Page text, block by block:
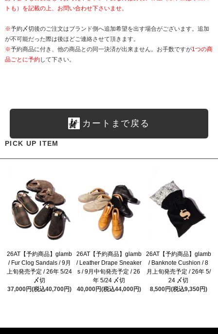
トも）を記載の上、お問い合わせ下さいませ。
※予約〆切後のご注文はブランド側へ追加希望を出す場合がございます。追加
が不可能だった際は後ほどご連絡させて頂きます。
※予約商品に付き、他の商品との同一決済が出来ません。お手数ですが1つの商
品ごとに予約して下さい。
カートまで戻る
PICK UP ITEM
26AT【予約商品】glamb
/ Fur Clog Sandals / 9月
上旬発売予定 / 26年 5/24
〆切
37,000円(税込40,700円)
26AT【予約商品】glamb
/ Leather Drape Sneaker
s / 9月中旬発売予定 / 26
年 5/24 〆切
40,000円(税込44,000円)
26AT【予約商品】glamb
/ Banknote Cushion / 8
月上旬発売予定 / 26年 5/
24 〆切
8,500円(税込9,350円)